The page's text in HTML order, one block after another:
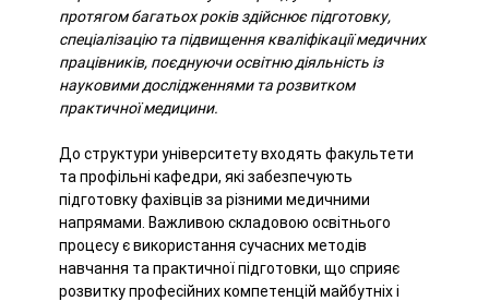
протягом багатьох років здійснює підготовку,
спеціалізацію та підвищення кваліфікації медичних
працівників, поєднуючи освітню діяльність із
науковими дослідженнями та розвитком
практичної медицини.
До структури університету входять факультети
та профільні кафедри, які забезпечують
підготовку фахівців за різними медичними
напрямами. Важливою складовою освітнього
процесу є використання сучасних методів
навчання та практичної підготовки, що сприяє
розвитку професійних компетенцій майбутніх і